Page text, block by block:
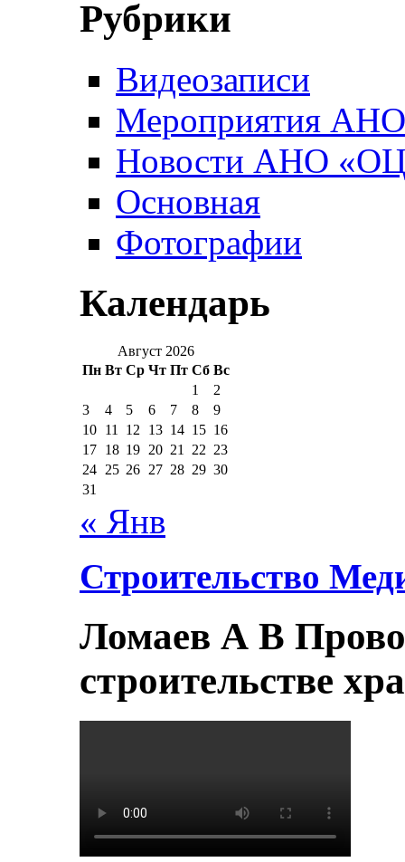
Рубрики
Видеозаписи
Мероприятия
Новости АНО
Основная
Фотографии
Календарь
Август 2026
Пн Вт Ср Чт Пт Сб Вс
1
2
3
4 5 6 7 8
9
10 11 12 13 14 15 16
17 18 19 20 21 22 23
24 25 26 27 28 29 30
31
« Янв
Строительство
Ломаев А В
строительстве